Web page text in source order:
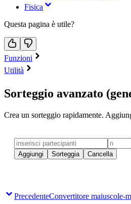
Fisica
Questa pagina è utile?
Funzioni
Utilità
Sorteggio avanzato
Crea un sorteggio rapidamente.
Aggiungi Sorteggia Cancella
PrecedenteConvertitore maiuscole-